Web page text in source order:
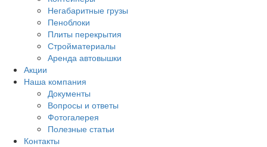
Негабаритные грузы
Пеноблоки
Плиты перекрытия
Стройматериалы
Аренда автовышки
Акции
Наша компания
Документы
Вопросы и ответы
Фотогалерея
Полезные статьи
Контакты